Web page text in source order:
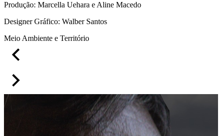
Produção: Marcella Uehara e Aline Macedo
Designer Gráfico: Walber Santos
Meio Ambiente e Território